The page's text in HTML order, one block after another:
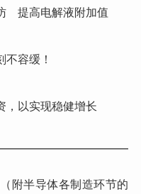
提高电解液附加值
容缓！
，以实现稳健增长
附半导体各制造环节的